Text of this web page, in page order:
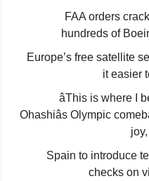
FAA orders
hundreds of
Europe’s free satellite
it easier
âThis is where I
Ohashiâs Olympic
Spain to introduce
checks on